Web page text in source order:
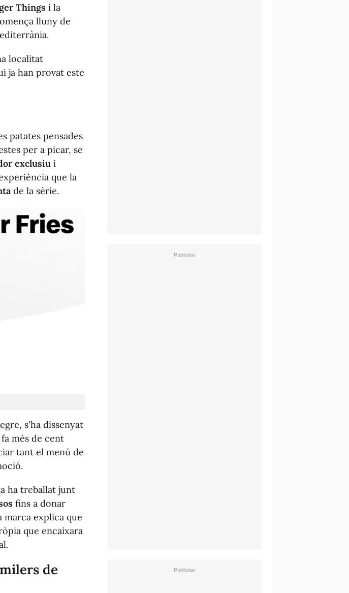
Things i la
lluny de
localitat
ja han provat este
patates pensades
per a picar, se
exclusiu i
que la
de la sèrie.
s'ha dissenyat
més de cent
tant el menú de
ha treballat junt
fins a donar
marca explica que
que encaixara
de